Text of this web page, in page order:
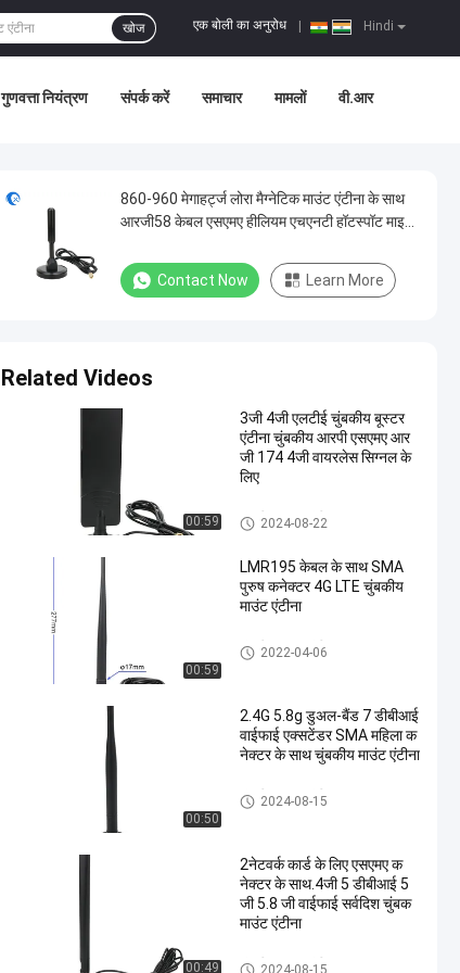
Hindi
एक बोली का अनुरोध
खोज
गुणवत्ता नियंत्रण संपर्क करें समाचार मामलों वी.आर
860-960 मेगाहर्ट्ज लोरा मैग्नेटिक माउंट एंटीना के साथ
आरजी58 केबल एसएमए हीलियम एचएनटी हॉटस्पॉट माइनर
Contact Now Learn More
Related Videos
00:59
3जी 4जी एलटीई चुंबकीय बूस्टर
एंटीना चुंबकीय आरपी एसएमए आर
जी 174 4जी वायरलेस सिग्नल के
लिए
चुंबकीय आधार एंटीना
2024-08-22
00:59
LMR195 केबल के साथ SMA
पुरुष कनेक्टर 4G LTE चुंबकीय
माउंट एंटीना
चुंबकीय आधार एंटीना
2022-04-06
00:50
2.4G 5.8g डुअल-बैंड 7 डीबीआई
वाईफाई एक्सटेंडर SMA महिला क
नेक्टर के साथ चुंबकीय माउंट एंटीना
चुंबकीय आधार एंटीना
2024-08-15
00:49
2नेटवर्क कार्ड के लिए एसएमए क
नेक्टर के साथ.4जी 5 डीबीआई 5
जी 5.8 जी वाईफाई सर्वदिश चुंबक
माउंट एंटीना
चुंबकीय आधार एंटीना
2024-08-15